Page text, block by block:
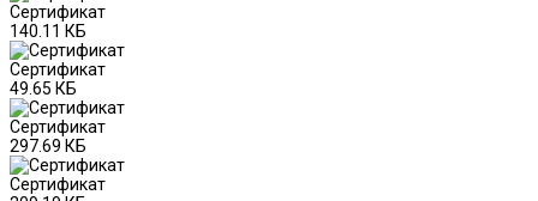
Сертификат
140.11 КБ
Сертификат
49.65 КБ
Сертификат
297.69 КБ
Сертификат